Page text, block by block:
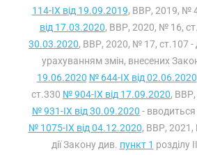
114-IX від 19.09.2019, ВВР, 2019, №
від 17.03.2020, ВВР, 2020, № 16,
30.03.2020, ВВР, 2020, № 17, ст.107 -
урахуванням змін, внесених
19.06.2020 № 644-IX від 02.06.2020
ст.330 № 904-IX від 17.09.2020,
№ 931-IX від 30.09.2020 - вводиться
№ 1075-IX від 04.12.2020, ВВР,
дії Закону див. пункт 1 розділу II